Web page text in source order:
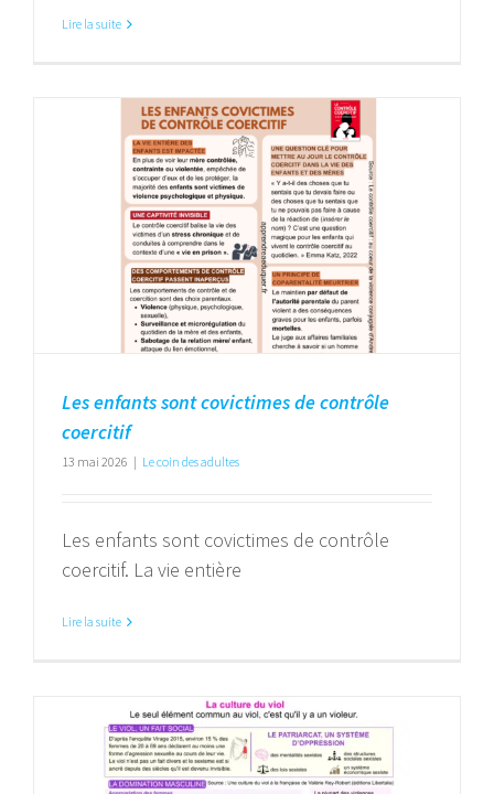
Lire la suite
Les enfants sont covictimes de contrôle
coercitif
13 mai 2026 | Le coin des adultes
Les enfants sont covictimes de contrôle
coercitif. La vie entière
Lire la suite